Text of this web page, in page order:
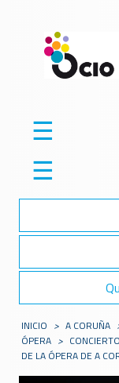
☰
☰
INICIO > A CORUÑA
ÓPERA >
DE LA ÓPERA DE A